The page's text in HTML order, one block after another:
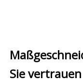
Sie